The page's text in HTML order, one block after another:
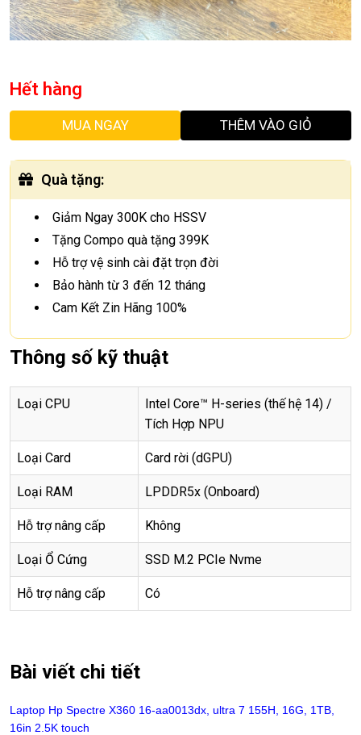
Hết hàng
MUA NGAY THÊM VÀO GIỎ
Quà tặng:
Giảm Ngay 300K cho HSSV
Tặng Compo quà tặng 399K
Hỗ trợ vệ sinh cài đặt trọn đời
Bảo hành từ 3 đến 12 tháng
Cam Kết Zin Hãng 100%
Thông số kỹ thuật
Loại CPU
Intel Core™ H-series (thế hệ 14) /
Tích Hợp NPU
Loại Card Card rời (dGPU)
Loại RAM LPDDR5x (Onboard)
Hỗ trợ nâng cấp Không
Loại Ổ Cứng SSD M.2 PCIe Nvme
Hỗ trợ nâng cấp Có
Bài viết chi tiết
Laptop Hp Spectre X360 16-aa0013dx, ultra 7 155H, 16G, 1TB,
16in 2.5K touch